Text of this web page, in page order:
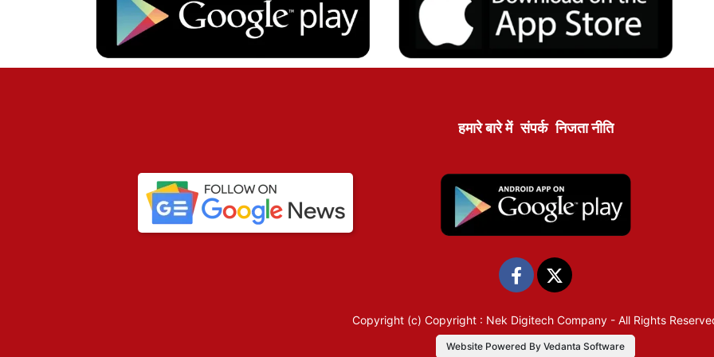
हमारे बारे में संपर्क निजता नीति
Copyright (c) Copyright : Nek Digitech Company - All Rights
Website Powered By Vedanta Software